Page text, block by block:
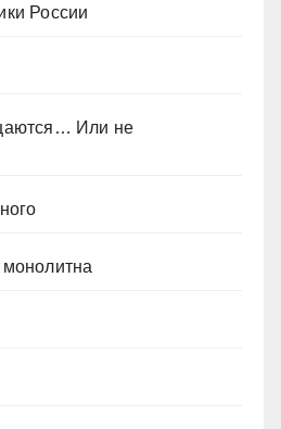
России
Или не